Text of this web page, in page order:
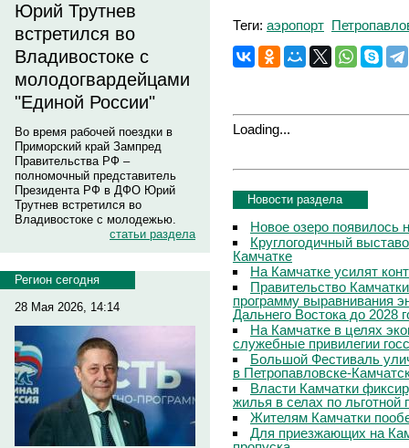
Юрий Трутнев
встретился во
Владивостоке с
молодогвардейцами
"Единой России"
Во время рабочей поездки в
Приморский край Зампред
Правительства РФ –
полномочный представитель
Президента РФ в ДФО Юрий
Трутнев встретился во
Владивостоке с молодежью.
статьи раздела
Регион сегодня
28 Мая 2026, 14:14
Теги: аэропорт
Loading...
Новости раздела
Новое озеро появилось
Круглогодичный
Камчатке
На Камчатке усилят
Правительство
программу выравнивания
Дальнего Востока до 2028
На Камчатке в целях
служебные привилегии
Большой Фестиваль
в Петропавловске-
Власти Камчатки
жилья в селах по льготной
Жителям Камчатки
Для приезжающих на